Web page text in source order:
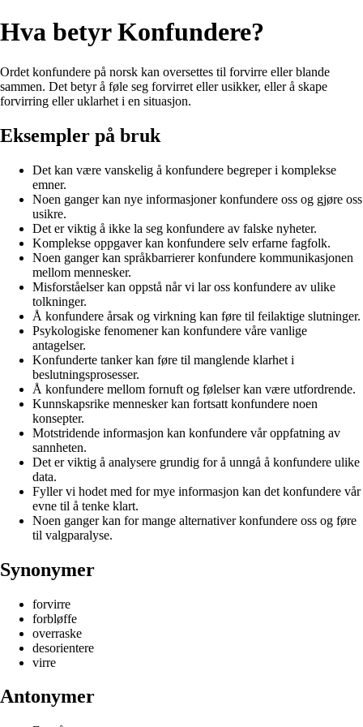
Hva betyr Konfundere?
Ordet konfundere på norsk kan oversettes til forvirre eller blande
sammen. Det betyr å føle seg forvirret eller usikker, eller å skape
forvirring eller uklarhet i en situasjon.
Eksempler på bruk
Det kan være vanskelig å konfundere begreper i komplekse
emner.
Noen ganger kan nye informasjoner konfundere oss og gjøre oss
usikre.
Det er viktig å ikke la seg konfundere av falske nyheter.
Komplekse oppgaver kan konfundere selv erfarne fagfolk.
Noen ganger kan språkbarrierer konfundere kommunikasjonen
mellom mennesker.
Misforståelser kan oppstå når vi lar oss konfundere av ulike
tolkninger.
Å konfundere årsak og virkning kan føre til feilaktige slutninger.
Psykologiske fenomener kan konfundere våre vanlige
antagelser.
Konfunderte tanker kan føre til manglende klarhet i
beslutningsprosesser.
Å konfundere mellom fornuft og følelser kan være utfordrende.
Kunnskapsrike mennesker kan fortsatt konfundere noen
konsepter.
Motstridende informasjon kan konfundere vår oppfatning av
sannheten.
Det er viktig å analysere grundig for å unngå å konfundere ulike
data.
Fyller vi hodet med for mye informasjon kan det konfundere vår
evne til å tenke klart.
Noen ganger kan for mange alternativer konfundere oss og føre
til valgparalyse.
Synonymer
forvirre
forbløffe
overraske
desorientere
virre
Antonymer